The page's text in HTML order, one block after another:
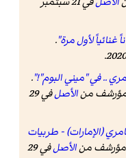
لأول مرة".
.
.. في "ميني البوم"!".
منالأصل
في 29
(الإمارات) - طربيات
منالأصل
في 29